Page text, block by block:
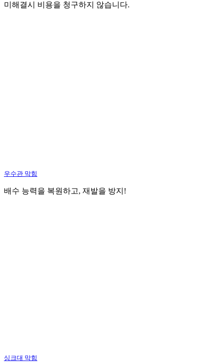
미해결시 비용을 청구하지 않습니다.
우수관 막힘
배수 능력을 복원하고, 재발을 방지!
싱크대 막힘